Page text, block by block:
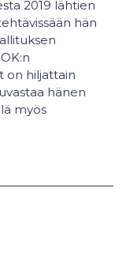
2019 lähtien
hän
on hiljattain
hänen
myös